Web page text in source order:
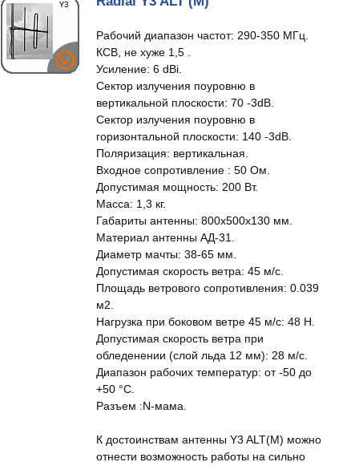
Рабочий диапазон частот: 290-350 МГц.
КСВ, не хуже 1,5 .
Усиление: 6 dBi.
Сектор излучения поуровню в
вертикальной плоскости: 70 -3dB.
Сектор излучения поуровню в
горизонтальной плоскости: 140 -3dB.
Поляризация: вертикальная.
Входное сопротивление : 50 Ом.
Допустимая мощность: 200 Вт.
Масса: 1,3 кг.
Габариты антенны: 800x500x130 мм.
Материал антенны АД-31.
Диаметр мачты: 38-65 мм.
Допустимая скорость ветра: 45 м/с.
Площадь ветрового сопротивления: 0.039
м2.
Нагрузка при боковом ветре 45 м/с: 48 Н.
Допустимая скорость ветра при
обледенении (слой льда 12 мм): 28 м/с.
Диапазон рабочих температур: от -50 до
+50 °С.
Разъем :N-мама.
К достоинствам антенны Y3 ALT(M) можно
отнести возможность работы на сильно